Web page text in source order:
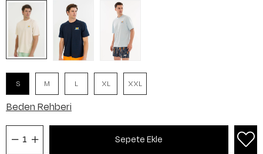
S M L XL XXL
Beden Rehberi